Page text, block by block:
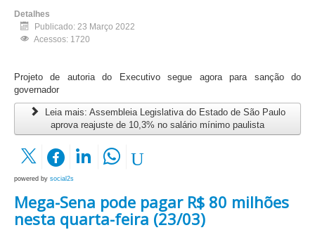
Detalhes
Publicado: 23 Março 2022
Acessos: 1720
Projeto de autoria do Executivo segue agora para sanção do
governador
Leia mais: Assembleia Legislativa do Estado de São Paulo
aprova reajuste de 10,3% no salário mínimo paulista
powered by social2s
Mega-Sena pode pagar R$ 80 milhões
nesta quarta-feira (23/03)